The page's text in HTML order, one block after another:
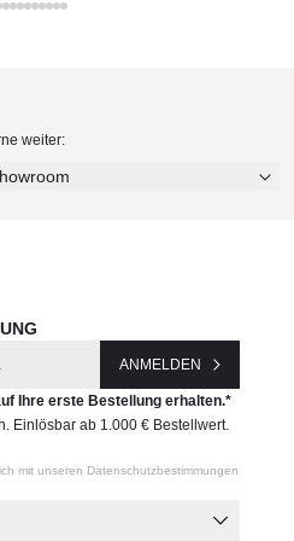
Materialien ganz in Ruhe in
Herstellers
weiter:
ANMELDEN
Ihre erste Bestellung erhalten.*
Einlösbar ab 1.000 € Bestellwert.
mit unseren Datenschutzbestimmungen